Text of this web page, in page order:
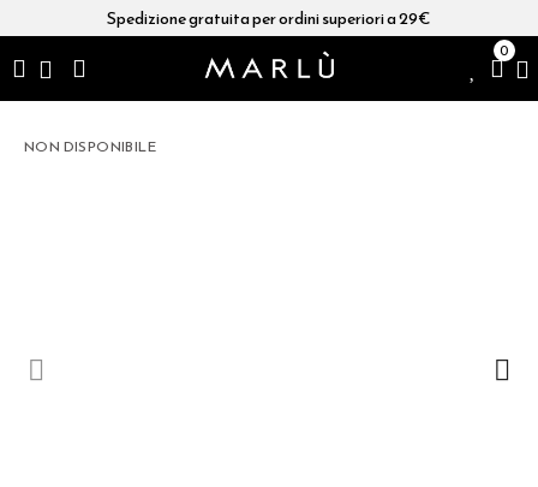
Spedizione gratuita per ordini superiori a 29€
0
NON DISPONIBILE